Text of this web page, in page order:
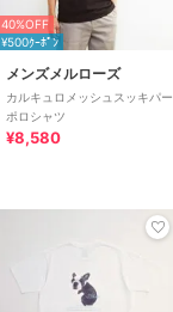
40%OFF
¥500ｸｰﾎﾟﾝ
メンズメルローズ
カルキュロメッシュスッキパー
ポロシャツ
¥8,580